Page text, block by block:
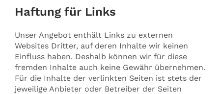
Haftung für Links
Unser Angebot enthält Links zu externen
Websites Dritter, auf deren Inhalte wir keinen
Einfluss haben. Deshalb können wir für diese
fremden Inhalte auch keine Gewähr übernehmen.
Für die Inhalte der verlinkten Seiten ist stets der
jeweilige Anbieter oder Betreiber der Seiten